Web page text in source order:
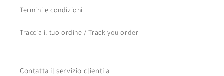
Termini e condizioni
Traccia il tuo ordine / Track you order
Contatta il servizio clienti a